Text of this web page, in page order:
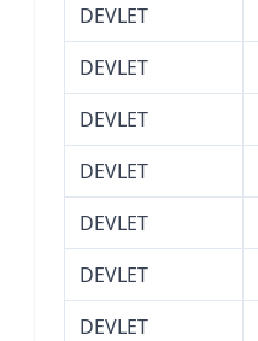
DEVLET
DEVLET
DEVLET
DEVLET
DEVLET
DEVLET
DEVLET